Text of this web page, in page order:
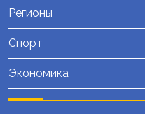
Регионы
Спорт
Экономика